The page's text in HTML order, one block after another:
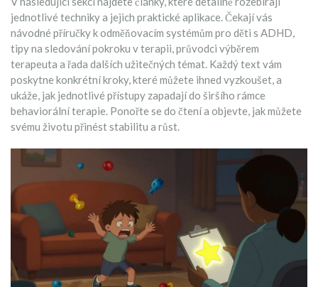
jednotlivé techniky a jejich praktické aplikace. Čekají vás
návodné příručky k odměňovacím systémům pro děti s ADHD,
tipy na sledování pokroku v terapii, průvodci výběrem
terapeuta a řada dalších užitečných témat. Každý text vám
poskytne konkrétní kroky, které můžete ihned vyzkoušet, a
ukáže, jak jednotlivé přístupy zapadají do širšího rámce
behaviorální terapie. Ponořte se do čtení a objevte, jak můžete
svému životu přinést stabilitu a růst.